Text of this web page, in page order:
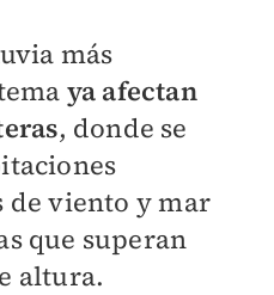
más
ya afectan
, donde se
de viento y mar
que superan
altura.